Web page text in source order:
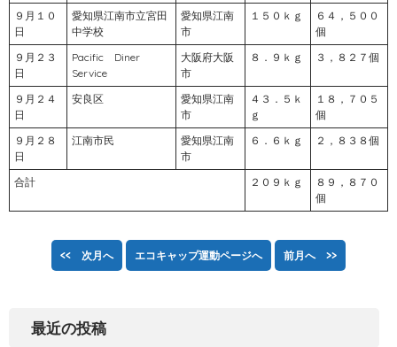
９月１０
日
愛知県江南市立宮田
中学校
愛知県江南
市
１５０ｋｇ
６４，５００
個
９月２３
日
Pacific Diner
Service
大阪府大阪
市
８．９ｋｇ ３，８２７個
９月２４
日
安良区
愛知県江南
市
４３．５ｋ
ｇ
１８，７０５
個
９月２８
日
江南市民
愛知県江南
市
６．６ｋｇ ２，８３８個
合計 ２０９ｋｇ
８９，８７０
個
<< 次月へ エコキャップ運動ページへ 前月へ >>
最近の投稿